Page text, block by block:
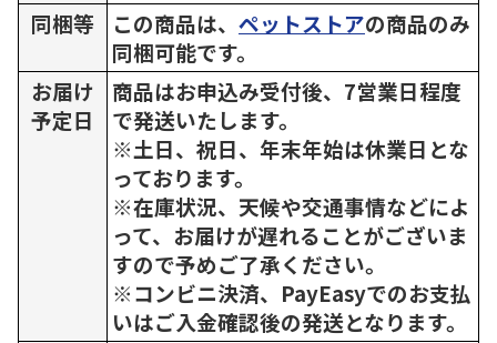
同梱等
この商品は、 ペットストアの商品のみ
同梱可能です。
お届け
予定日
商品はお申込み受付後、7営業日程度
で発送いたします。
※土日、祝日、年末年始は休業日とな
っております。
※在庫状況、天候や交通事情などによ
って、お届けが遅れることがございま
すので予めご了承ください。
※コンビニ決済、PayEasyでのお支払
いはご入金確認後の発送となります。